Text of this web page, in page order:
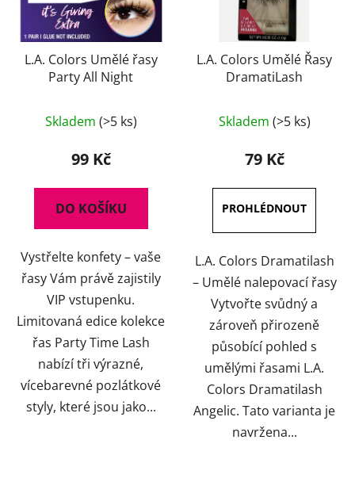
L.A. Colors Umělé řasy
Party All Night
Skladem (>5 ks)
99 Kč
DO KOŠÍKU
Vystřelte konfety – vaše
řasy Vám právě zajistily
VIP vstupenku.
Limitovaná edice kolekce
řas Party Time Lash
nabízí tři výrazné,
vícebarevné pozlátkové
styly, které jsou jako...
L.A. Colors Umělé Řasy
DramatiLash
Skladem (>5 ks)
79 Kč
L.A. Colors Dramatilash
– Umělé nalepovací řasy
Vytvořte svůdný a
zároveň přirozeně
působící pohled s
umělými řasami L.A.
Colors Dramatilash
Angelic. Tato varianta je
navržena...